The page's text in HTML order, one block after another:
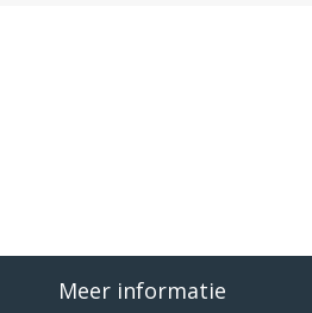
Meer informatie